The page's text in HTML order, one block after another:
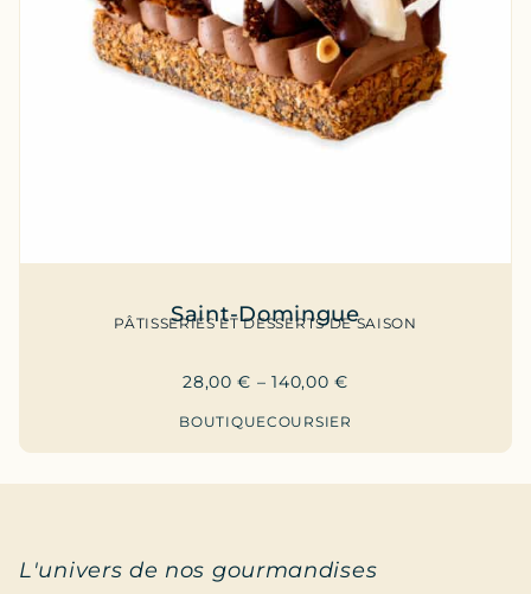
Saint-Domingue
PÂTISSERIES ET DESSERTS DE SAISON
28,00€ –140,00€
BOUTIQUECOURSIER
L'univers de nos gourmandises